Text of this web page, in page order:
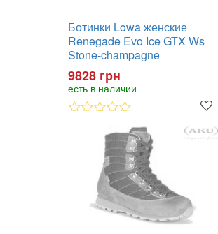
Ботинки Lowa женские
Renegade Evo Ice GTX Ws
Stone-champagne
9828 грн
есть в наличии